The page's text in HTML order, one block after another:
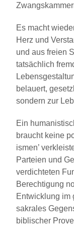
Es macht
Herz und
und aus freien
tatsächlich
belauert,
sondern zur
Ein
braucht keine
ismen’
Parteien und
verdichteten
Berechtigung
Entwicklung im
sakrales
biblischer